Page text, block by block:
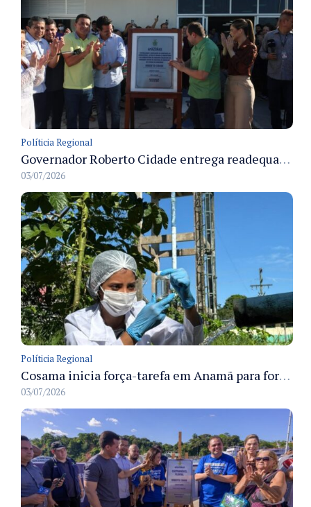
Políticia Regional
Governador Roberto Cidade entrega readequação do ambulatório da FCecon e amplia capacidade de atendimento oncológico em Manaus
03/07/2026
Políticia Regional
Cosama inicia força-tarefa em Anamã para fortalecer abastecimento de água e segurança hídrica da população
03/07/2026